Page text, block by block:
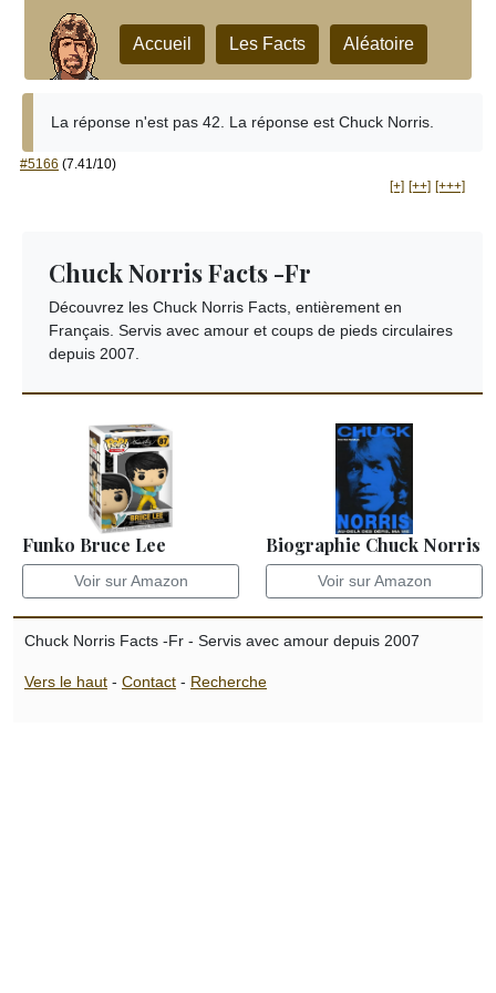
Accueil Les Facts Aléatoire
La réponse n'est pas 42. La réponse est Chuck Norris.
#5166 (7.41/10)
[+] [++] [+++]
Chuck Norris Facts -Fr
Découvrez les Chuck Norris Facts, entièrement en
Français. Servis avec amour et coups de pieds circulaires
depuis 2007.
Funko Bruce Lee
Voir sur Amazon
Biographie Chuck Norris
Voir sur Amazon
Chuck Norris Facts -Fr - Servis avec amour depuis 2007
Vers le haut - Contact - Recherche